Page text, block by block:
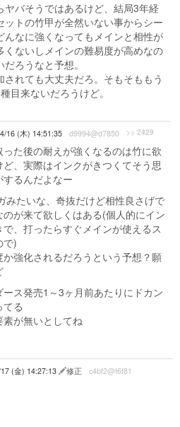
ヤバそうではあるけど、結局3年経
ットの竹甲が全然いない事からシー
んなに強くなってもメインと相性が
くないしメインの難易度が高めなの
ろうなと予想。
されても大丈夫だろ。そもそももう
目来ないだろうけど。
16 (木) 14:51:35 d9994@d7850 >> 2429
た後の耐えが強くなるのは竹に欲
ど、実際はインクがきつくてそう思
るんだよなー
みたいな、奇抜だけど相性良さげで
が来て欲しくはある(個人的にイン
、打ったらすぐメインが使えるス
で)
強化されるだろうという予想？願
ス発売1～3ヶ月前あたりにドカン
てる
素が無いとしてね
(金) 14:27:13 修正 c4bf2@f6f81